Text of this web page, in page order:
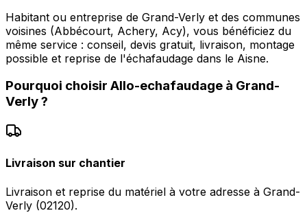
Habitant ou entreprise de Grand-Verly et des communes
voisines (Abbécourt, Achery, Acy), vous bénéficiez du
même service : conseil, devis gratuit, livraison, montage
possible et reprise de l'échafaudage dans le Aisne.
Pourquoi choisir Allo-echafaudage à Grand-
Verly?
Livraison sur chantier
Livraison et reprise du matériel à votre adresse à Grand-
Verly (02120).